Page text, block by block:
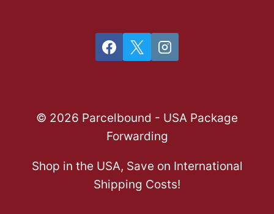
© 2026 Parcelbound - USA Package
Forwarding
Shop in the USA, Save on International
Shipping Costs!